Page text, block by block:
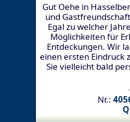
Gut Oehe in
und
Egal zu welcher
Möglichkeiten für
Entdeckungen. Wir
einen ersten Eindruck
Sie vielleicht bald
Nr.: